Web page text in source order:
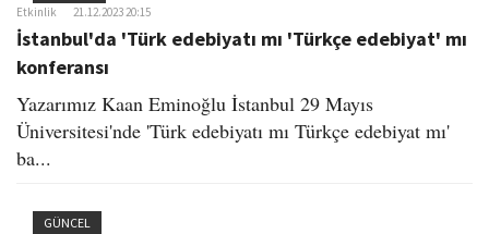
Etkinlik 21.12.2023 20:15
İstanbul'da 'Türk edebiyatı mı 'Türkçe edebiyat' mı
konferansı
Yazarımız Kaan Eminoğlu İstanbul 29 Mayıs
Üniversitesi'nde 'Türk edebiyatı mı Türkçe edebiyat mı'
ba...
GÜNCEL